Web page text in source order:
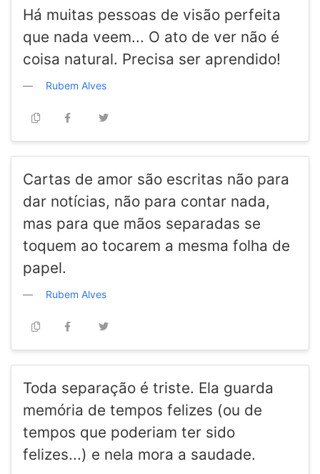
Há muitas pessoas de visão perfeita
que nada veem... O ato de ver não é
coisa natural. Precisa ser aprendido!
Rubem Alves
Cartas de amor são escritas não para
dar notícias, não para contar nada,
mas para que mãos separadas se
toquem ao tocarem a mesma folha de
papel.
Rubem Alves
Toda separação é triste. Ela guarda
memória de tempos felizes (ou de
tempos que poderiam ter sido
felizes...) e nela mora a saudade.